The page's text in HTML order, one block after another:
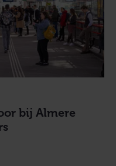
bij Almere